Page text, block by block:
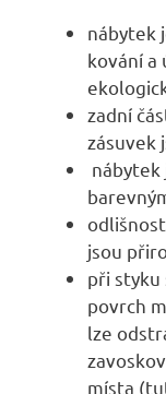
nábytek
kování a
zadní
zásuvek
nábytek
jsou
při styku
povrch
lze
místa